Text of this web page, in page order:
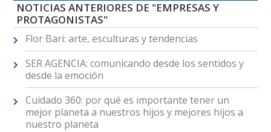
NOTICIAS ANTERIORES DE "EMPRESAS Y
PROTAGONISTAS"
Flor Bari: arte, esculturas y tendencias
SER AGENCIA: comunicando desde los sentidos y
desde la emoción
Cuidado 360: por qué es importante tener un
mejor planeta a nuestros hijos y mejores hijos a
nuestro planeta